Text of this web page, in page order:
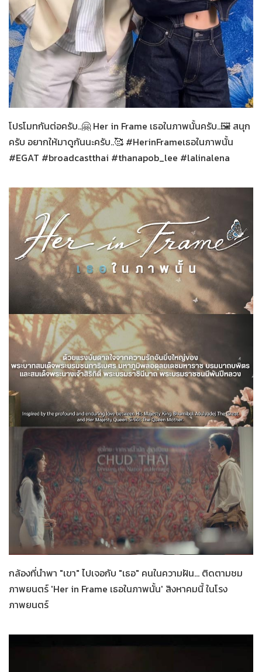
24-07-2569 Her in Frame
โปรโมทกันต่อครับ..🤗 Her in Frame เธอในภาพนั้นครับ..🖼 สนุก
ครับ อยากให้มาดูกันนะครับ..🥰 #HerinFrameเธอในภาพนั้น
#EGAT #broadcastthai #thanapob_lee #lalinalena
23-07-2569 Her in Frame
กล้องที่นำพา "เขา" ไปเจอกับ "เธอ" คนในความฝัน... ติดตามชม
ภาพยนตร์ 'Her in Frame เธอในภาพนั้น' สิงหาคมนี้ ในโรง
ภาพยนตร์